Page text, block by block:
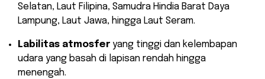
Selatan, Laut Filipina, Samudra Hindia Barat Daya
Lampung, Laut Jawa, hingga Laut Seram.
Labilitas atmosfer yang tinggi dan kelembapan
udara yang basah di lapisan rendah hingga
menengah.